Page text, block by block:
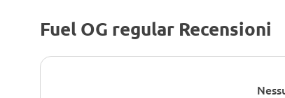
Fuel OG regular Recensioni